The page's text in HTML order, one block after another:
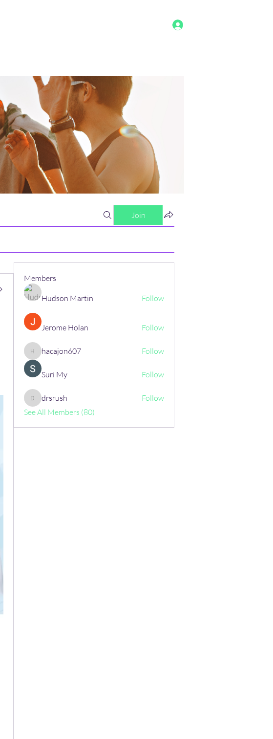
Join
Members
Hudson Martin Follow
Jerome Holan Follow
hacajon607
hacajon607 Follow
Suri My Follow
drsrushdrsrush
Follow
See All Members (80)